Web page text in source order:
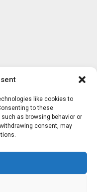
like cookies to
to these
as browsing behavior or
consent, may